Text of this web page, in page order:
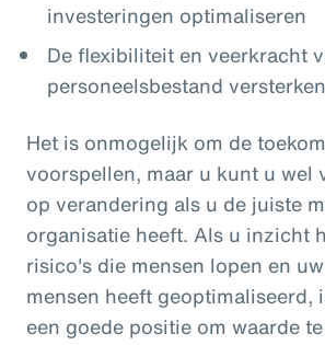
investeringen optimaliseren
De flexibiliteit en veerkracht
personeelsbestand versterken
Het is onmogelijk om de
voorspellen, maar u kunt u wel
op verandering als u de juiste
organisatie heeft. Als u inzicht
risico's die mensen lopen en
mensen heeft geoptimaliseerd,
een goede positie om waarde